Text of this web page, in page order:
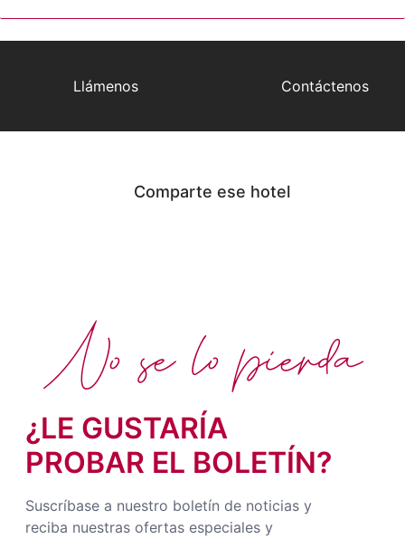
Llámenos Contáctenos
Comparte ese hotel
¿LE GUSTARÍA
PROBAR EL BOLETÍN?
Suscríbase a nuestro boletín de noticias y
reciba nuestras ofertas especiales y
No se lo pierda